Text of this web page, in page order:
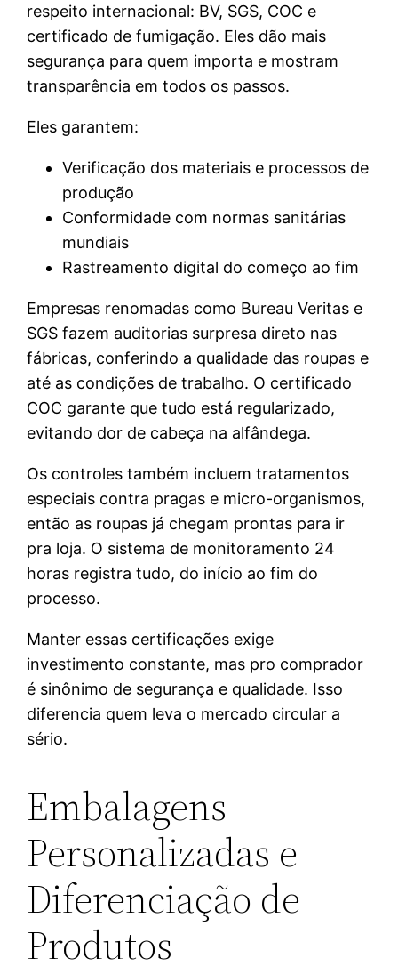
respeito internacional: BV, SGS, COC e
certificado de fumigação. Eles dão mais
segurança para quem importa e mostram
transparência em todos os passos.
Eles garantem:
Verificação dos materiais e processos de
produção
Conformidade com normas sanitárias
mundiais
Rastreamento digital do começo ao fim
Empresas renomadas como Bureau Veritas e
SGS fazem auditorias surpresa direto nas
fábricas, conferindo a qualidade das roupas e
até as condições de trabalho. O certificado
COC garante que tudo está regularizado,
evitando dor de cabeça na alfândega.
Os controles também incluem tratamentos
especiais contra pragas e micro-organismos,
então as roupas já chegam prontas para ir
pra loja. O sistema de monitoramento 24
horas registra tudo, do início ao fim do
processo.
Manter essas certificações exige
investimento constante, mas pro comprador
é sinônimo de segurança e qualidade. Isso
diferencia quem leva o mercado circular a
sério.
Embalagens
Personalizadas e
Diferenciação de
Produtos